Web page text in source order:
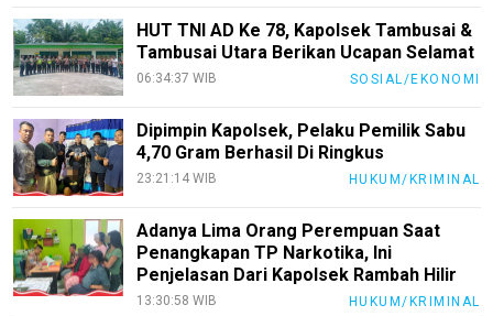
HUT TNI AD Ke 78, Kapolsek Tambusai &
Tambusai Utara Berikan Ucapan Selamat
06:34:37 WIB SOSIAL/EKONOMI
Dipimpin Kapolsek, Pelaku Pemilik Sabu
4,70 Gram Berhasil Di Ringkus
23:21:14 WIB HUKUM/KRIMINAL
Adanya Lima Orang Perempuan Saat
Penangkapan TP Narkotika, Ini
Penjelasan Dari Kapolsek Rambah Hilir
13:30:58 WIB HUKUM/KRIMINAL
All